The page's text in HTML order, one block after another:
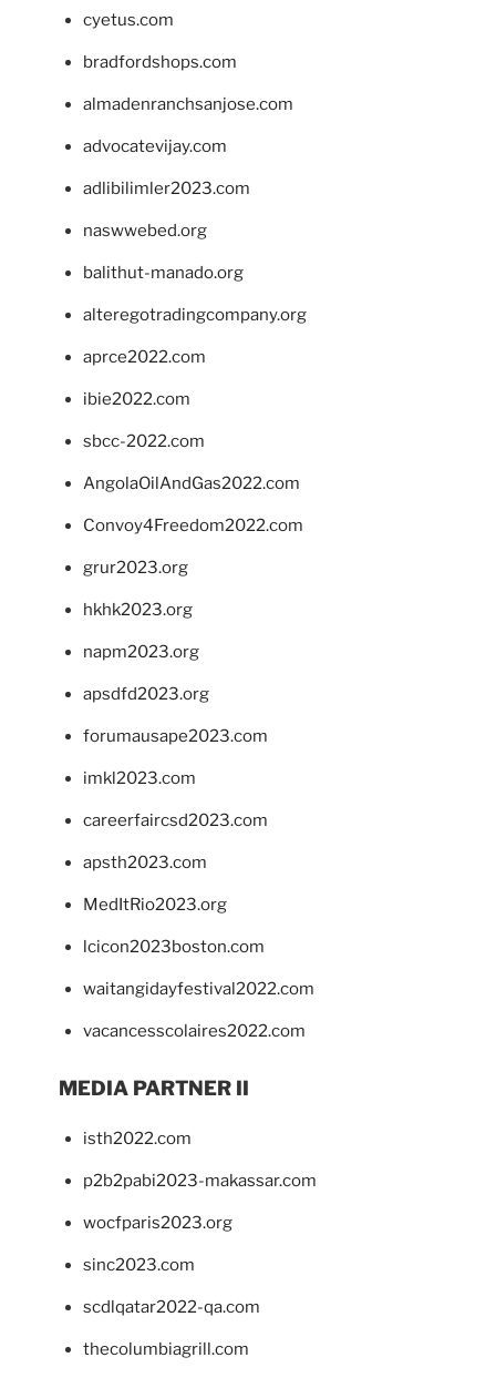
cyetus.com
bradfordshops.com
almadenranchsanjose.com
advocatevijay.com
adlibilimler2023.com
naswwebed.org
balithut-manado.org
alteregotradingcompany.org
aprce2022.com
ibie2022.com
sbcc-2022.com
AngolaOilAndGas2022.com
Convoy4Freedom2022.com
grur2023.org
hkhk2023.org
napm2023.org
apsdfd2023.org
forumausape2023.com
imkl2023.com
careerfaircsd2023.com
apsth2023.com
MedItRio2023.org
lcicon2023boston.com
waitangidayfestival2022.com
vacancesscolaires2022.com
MEDIA PARTNER II
isth2022.com
p2b2pabi2023-makassar.com
wocfparis2023.org
sinc2023.com
scdlqatar2022-qa.com
thecolumbiagrill.com